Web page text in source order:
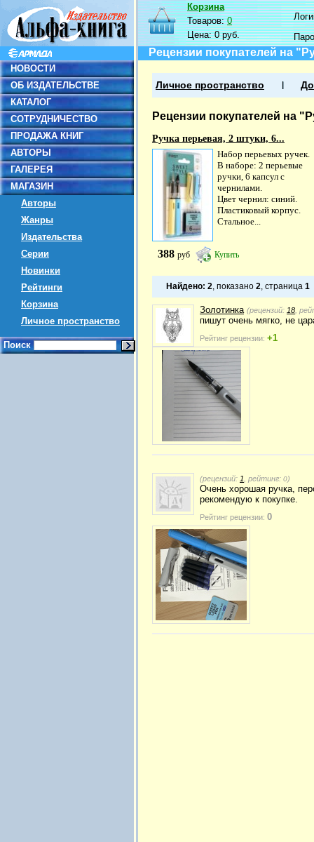
НОВОСТИ
ОБ ИЗДАТЕЛЬСТВЕ
КАТАЛОГ
СОТРУДНИЧЕСТВО
ПРОДАЖА КНИГ
АВТОРЫ
ГАЛЕРЕЯ
МАГАЗИН
Авторы
Жанры
Издательства
Серии
Новинки
Рейтинги
Корзина
Личное пространство
Поиск
Корзина
Товаров:0
Цена:0 руб.
Рецензии покупателей на
Личное пространство
Рецензии покупателей на
Ручка перьевая, 2 штуки, 6...
Набор перьевых ручек.
В наборе: 2 перьевые
ручки, 6 капсул с
чернилами.
Цвет чернил: синий.
Пластиковый корпус.
Стальное...
388 руб Купить
Найдено: 2, показано 2, страница 1
Золотинка (рецензий: 18 ,
пишут очень мягко, не
Рейтинг рецензии: +1
(рецензий: 1 , рейтинг: 0)
Очень хорошая ручка,
рекомендую к покупке.
Рейтинг рецензии: 0